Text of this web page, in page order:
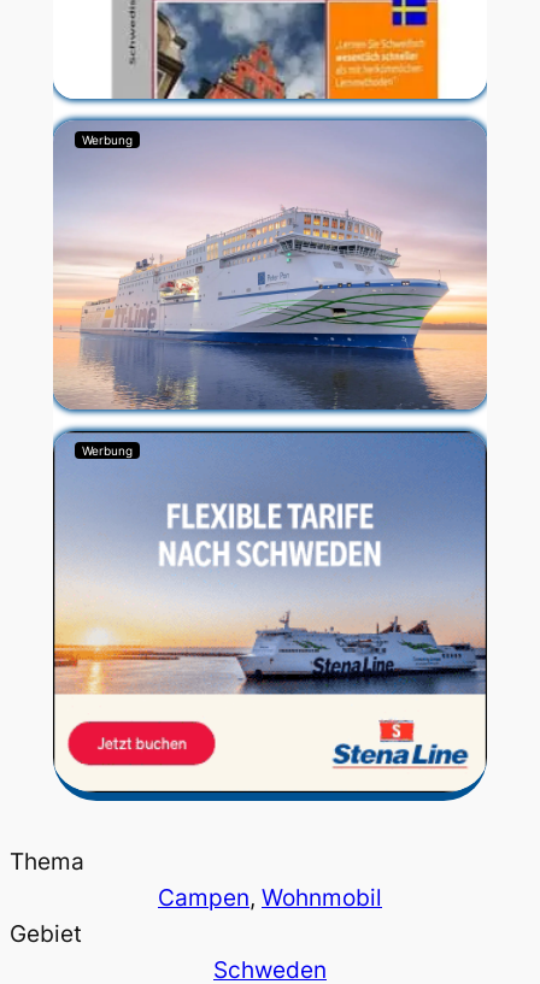
Werbung
Werbung
Thema
Campen, Wohnmobil
Gebiet
Schweden